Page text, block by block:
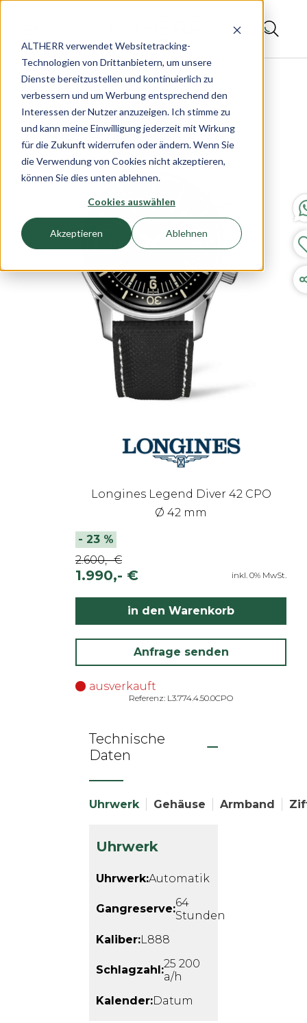
ALTHERR verwendet Websitetracking-
Technologien von Drittanbietern, um unsere
Dienste bereitzustellen und kontinuierlich zu
verbessern und um Werbung entsprechend den
Interessen der Nutzer anzuzeigen. Ich stimme zu
und kann meine Einwilligung jederzeit mit Wirkung
für die Zukunft widerrufen oder ändern. Wenn Sie
die Verwendung von Cookies nicht akzeptieren,
können Sie dies unten ablehnen.
Cookies auswählen
Akzeptieren Ablehnen
Longines Legend Diver 42 CPO
Ø 42 mm
1.990,- €
- 23 %
2.600,- €
inkl. 0% MwSt.
in den Warenkorb
Anfrage senden
ausverkauft
Referenz: L3.774.4.50.0CPO
Technische
Daten
Uhrwerk Gehäuse Armband
Uhrwerk
Uhrwerk:Automatik
Gangreserve:64
Stunden
Kaliber:L888
Schlagzahl:25 200
a/h
Kalender:Datum